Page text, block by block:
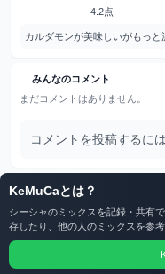
4.2点
カルダモンが美味しいがもっと
みんなのコメント
まだコメントはありません。
コメントを投稿するに
KeMuCaとは？
シーシャのミックスを記録・共有
存したり、他の人のミックスを参考